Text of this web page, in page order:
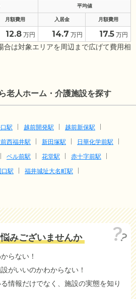
平均値
月額費用 入居金 月額費用
12.8 万円 14.7 万円 17.5 万円
合は対象エリアを周辺まで広げて費用相
老人ホーム・介護施設を探す
駅 越前開発駅
越前新保駅
西福井駅 新田塚駅
日華化学前駅
ベル前駅 花堂駅
赤十字前駅
口駅
福井城址大名町駅
みございませんか
らない！
がいいのかわからない！
情報だけでなく、施設の実態を知り